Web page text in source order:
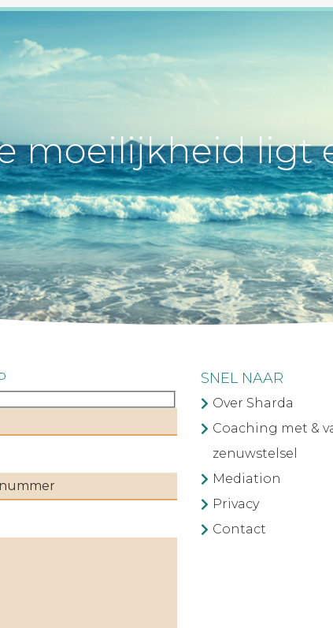
moeilijkheid ligt
SNEL NAAR
Over Sharda
Coaching met &
zenuwstelsel
Mediation
Privacy
Contact